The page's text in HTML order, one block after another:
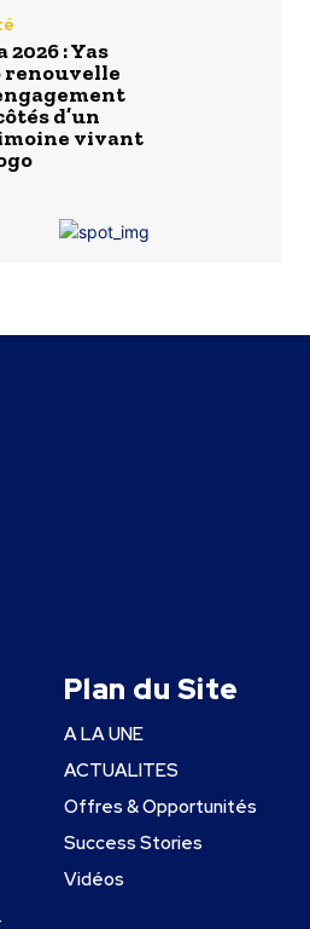
2026 : Yas
renouvelle
d’un
vivant
Plan du Site
A LA UNE
ACTUALITES
Offres & Opportunités
Success Stories
Vidéos